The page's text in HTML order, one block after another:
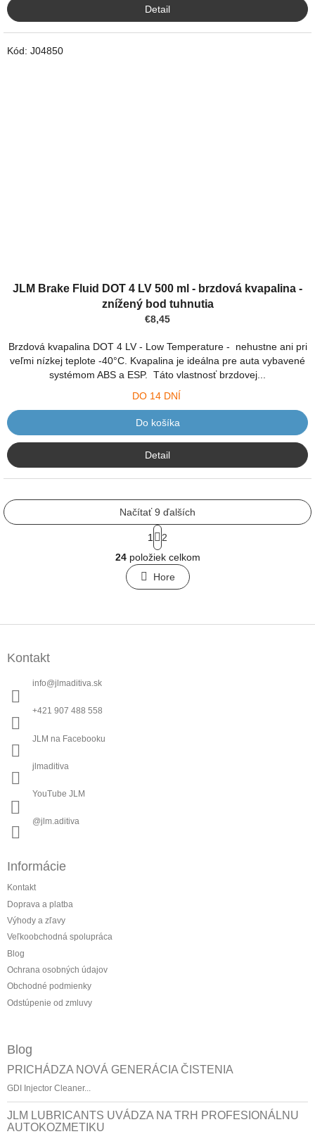
Detail
JLM Brake Fluid DOT 4 LV 500 ml - brzdová kvapalina -
znížený bod tuhnutia
€8,45
Brzdová kvapalina DOT 4 LV - Low Temperature - nehustne ani pri
veľmi nízkej teplote -40°C. Kvapalina je ideálna pre auta vybavené
systémom ABS a ESP. Táto vlastnosť brzdovej...
DO 14 DNÍ
Do košíka
Detail
Kód: J04850
O
v
l
á
Načítať 9 ďalších
S
t
r
á
n
k
a
1
2
24položiek celkom
Hore
Kontakt
info@jlmaditiva.sk
+421 907 488 558
JLM na Facebooku
jlmaditiva
YouTube JLM
@jlm.aditiva
Informácie
Kontakt
Doprava a platba
Výhody a zľavy
Veľkoobchodná spolupráca
Blog
Ochrana osobných údajov
Obchodné podmienky
Odstúpenie od zmluvy
Blog
PRICHÁDZA NOVÁ GENERÁCIA ČISTENIA
GDI Injector Cleaner...
JLM LUBRICANTS UVÁDZA NA TRH PROFESIONÁLNU
AUTOKOZMETIKU